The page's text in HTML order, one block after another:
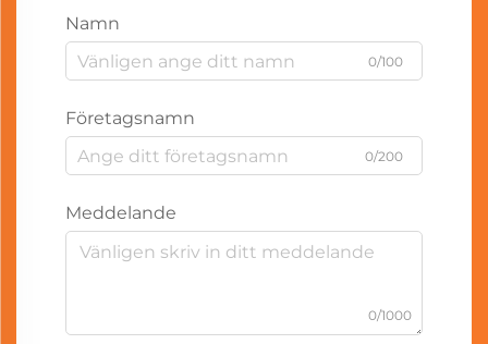
Namn
0/100
Företagsnamn
0/200
Meddelande
0/1000